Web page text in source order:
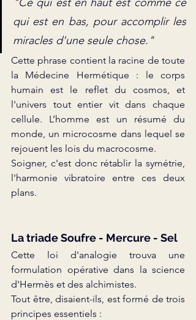
qui est en bas, pour accomplir les
miracles d'une seule chose."
Cette phrase contient la racine de toute
la Médecine Hermétique : le corps
humain est le reflet du cosmos, et
l'univers tout entier vit dans chaque
cellule. L’homme est un résumé du
monde, un microcosme dans lequel se
rejouent les lois du macrocosme.
Soigner, c'est donc rétablir la symétrie,
l'harmonie vibratoire entre ces deux
plans.
La triade Soufre - Mercure - Sel
Cette loi d'analogie trouva une
formulation opérative dans la science
d'Hermès et des alchimistes.
Tout être, disaient-ils, est formé de trois
principes essentiels :